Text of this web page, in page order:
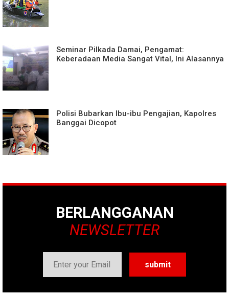
Seminar Pilkada Damai, Pengamat:
Keberadaan Media Sangat Vital, Ini Alasannya
Polisi Bubarkan Ibu-ibu Pengajian, Kapolres
Banggai Dicopot
BERLANGGANAN
NEWSLETTER